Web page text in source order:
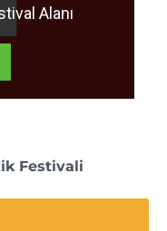
Alanı
Festivali